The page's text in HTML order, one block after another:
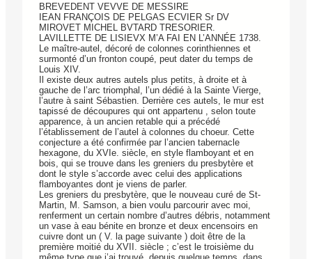
BREVEDENT VEVVE DE MESSIRE
IEAN FRANÇOIS DE PELGAS ECVIER Sr DV
MIROVET MICHEL BVTARD TRESORIER.
LAVILLETTE DE LISIEVX M’A FAI EN L’ANNÉE 1738.
Le maître-autel, décoré de colonnes corinthiennes et
surmonté d’un fronton coupé, peut dater du temps de
Louis XIV.
Il existe deux autres autels plus petits, à droite et à
gauche de l’arc triomphal, l’un dédié à la Sainte Vierge,
l’autre à saint Sébastien. Derrière ces autels, le mur est
tapissé de découpures qui ont appartenu , selon toute
apparence, à un ancien retable qui a précédé
l’établissement de l’autel à colonnes du choeur. Cette
conjecture a été confirmée par l’ancien tabernacle
hexagone, du XVIe. siècle, en style flamboyant et en
bois, qui se trouve dans les greniers du presbytère et
dont le style s’accorde avec celui des applications
flamboyantes dont je viens de parler.
Les greniers du presbytère, que le nouveau curé de St-
Martin, M. Samson, a bien voulu parcourir avec moi,
renferment un certain nombre d’autres débris, notamment
un vase à eau bénite en bronze et deux encensoirs en
cuivre dont un ( V. la page suivante ) doit être de la
première moitié du XVII. siècle ; c’est le troisième du